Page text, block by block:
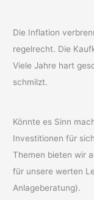
Die Inflation
regelrecht. Die
Viele Jahre hart
schmilzt.
Könnte es Sinn
Investitionen für
Themen bieten wir
für unsere werten
Anlageberatung).